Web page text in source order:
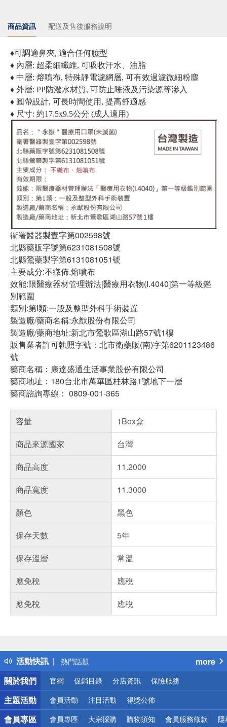
商品資訊 配送及售後服務說明
♦可調適鼻夾, 適合任何臉型
♦ 內層: 超柔細纖維, 可吸收汗水、油脂
♦ 中層: 熔噴布, 特殊靜電濾網層, 可有效過濾微細粉塵
♦ 外層: PP防潑水材質, 可防止唾液及污染源等滲入
♦ 圓帶設計, 可長時間使用, 提高舒適感
♦ 尺寸: 約17.5x9.5公分 (成人適用)
衛署醫器製壹字第002598號
北縣藥販字號第6231081508號
北縣鶯藥製字第6131081051號
主要成分:不織佈.熔噴布
效能:限醫療器材管理辦法[醫療用衣物(I.4040]第一等級鑑
別範圍
類別:第I類:一般及整型外科手術裝置
製造廠/藥商名稱:永猷股份有限公司
製造廠/藥商地址:新北市鶯歌區湖山路57號1樓
販售業者許可執照字號：北市衛藥販(南)字第6201123486
號
藥商名稱：康達盛通生活事業股份有限公司
藥商地址：180台北市萬華區桂林路1號地下一層
藥商諮詢專線： 0809-001-365
容量
1Box盒
商品來源國家
台灣
商品高度
11.2000
商品寬度
11.3000
顏色
黑色
保存天數
5年
保存溫層
常溫
應免稅
應稅
應免稅
應稅
活動快訊
得獎公告
熱門話題
銀行優惠
偏遠地區配送
詐騙網頁！請小心！
more
關於我們
官網 促銷目錄 分店資訊 保險服務
主題活動 會員活動 注目活動 得獎公佈
會員專區 會員專區 大宗採購 購物須知 會員服務條款 隱